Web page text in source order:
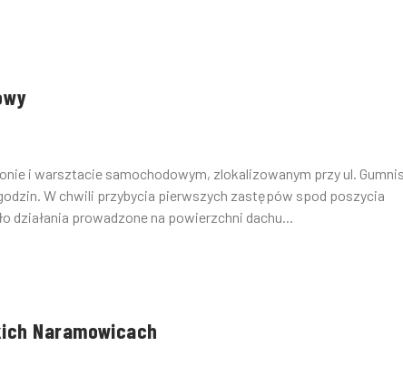
i warsztacie samochodowym, zlokalizowanym przy ul.
W chwili przybycia pierwszych zastępów spod poszycia
działania prowadzone na powierzchni dachu...
Naramowicach